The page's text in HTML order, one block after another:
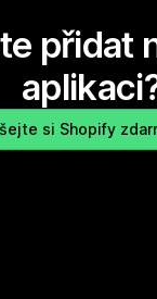
přidat
si Shopify